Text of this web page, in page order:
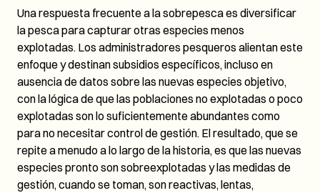
Una respuesta frecuente a la sobrepesca es diversificar
la pesca para capturar otras especies menos
explotadas. Los administradores pesqueros alientan este
enfoque y destinan subsidios específicos, incluso en
ausencia de datos sobre las nuevas especies objetivo,
con la lógica de que las poblaciones no explotadas o poco
explotadas son lo suficientemente abundantes como
para no necesitar control de gestión. El resultado, que se
repite a menudo a lo largo de la historia, es que las nuevas
especies pronto son sobreexplotadas y las medidas de
gestión, cuando se toman, son reactivas, lentas,